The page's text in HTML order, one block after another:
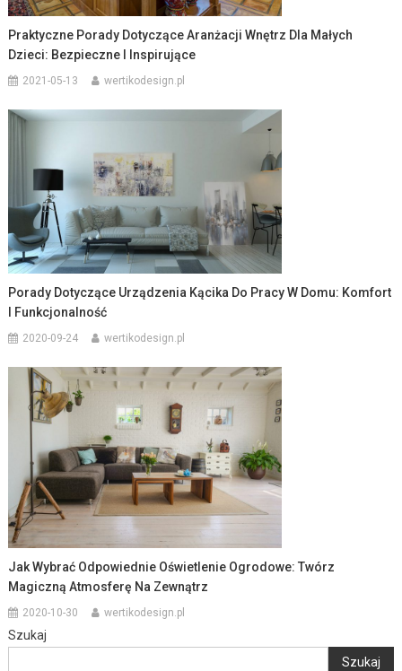
Praktyczne Porady Dotyczące Aranżacji Wnętrz Dla Małych
Dzieci: Bezpieczne I Inspirujące
2021-05-13 wertikodesign.pl
Porady Dotyczące Urządzenia Kącika Do Pracy W Domu: Komfort
I Funkcjonalność
2020-09-24 wertikodesign.pl
Jak Wybrać Odpowiednie Oświetlenie Ogrodowe: Twórz
Magiczną Atmosferę Na Zewnątrz
2020-10-30 wertikodesign.pl
Szukaj
Szukaj